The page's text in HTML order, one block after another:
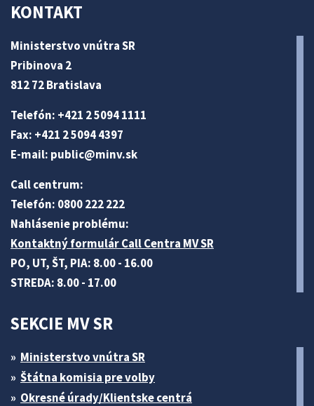
KONTAKT
Ministerstvo vnútra SR
Pribinova 2
812 72 Bratislava
Telefón: +421 2 5094 1111
Fax: +421 2 5094 4397
E-mail: public@minv.sk
Call centrum:
Telefón: 0800 222 222
Nahlásenie problému:
Kontaktný formulár Call Centra MV SR
PO, UT, ŠT, PIA: 8.00 - 16.00
STREDA: 8.00 - 17.00
SEKCIE MV SR
Ministerstvo vnútra SR
Štátna komisia pre volby
Okresné úrady/Klientske centrá